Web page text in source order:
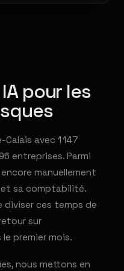
pour les
avec 1 147
entreprises. Parmi
manuellement
et sa comptabilité.
ces temps de
sur
premier mois.
nous mettons en